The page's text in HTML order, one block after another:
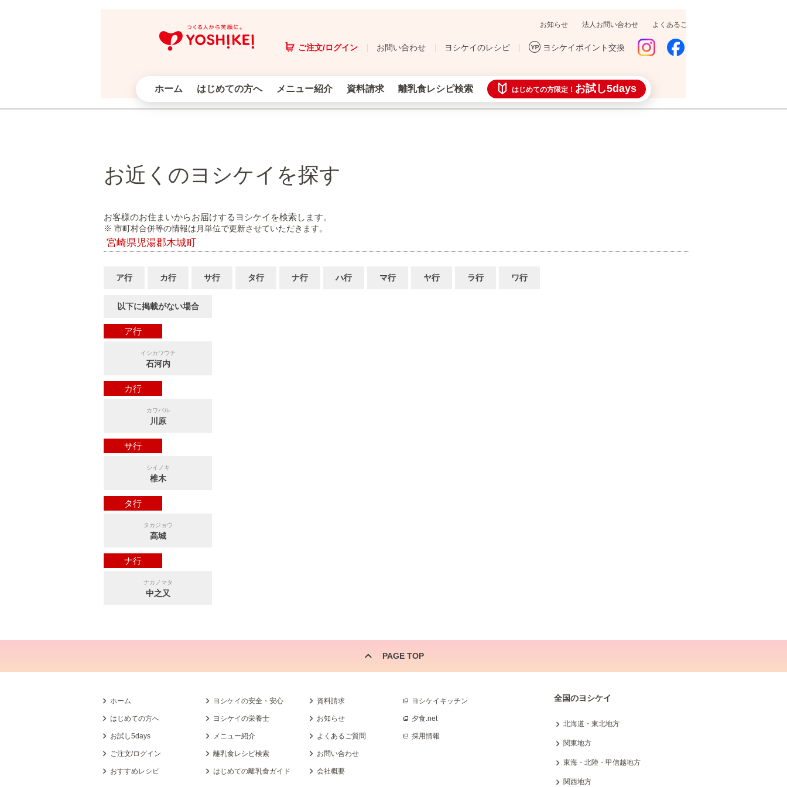
お知らせ 法人お問い合わせ よくあるご質問
ご注文/ログイン お問い合わせ ヨシケイのレシピ ヨシケイポイント交換
ホーム はじめての方へ メニュー紹介 資料請求 離乳食レシピ検索 はじめての方限定！ お試し5days
お近くのヨシケイを探す
お客様のお住まいからお届けするヨシケイを検索します。
※ 市町村合併等の情報は月単位で更新させていただきます。
宮崎県児湯郡木城町
ア行 カ行 サ行 タ行 ナ行 ハ行 マ行 ヤ行 ラ行 ワ行
以下に掲載がない場合
ア行
イシカワウチ
石河内
カ行
カワバル
川原
サ行
シイノキ
椎木
タ行
タカジョウ
高城
ナ行
ナカノマタ
中之又
PAGE TOP
ホーム
はじめての方へ
お試し5days
ご注文/ログイン
おすすめレシピ
ヨシケイの安全・安心
ヨシケイの栄養士
メニュー紹介
離乳食レシピ検索
はじめての離乳食ガイド
資料請求
お知らせ
よくあるご質問
お問い合わせ
会社概要
ヨシケイキッチン
夕食.net
採用情報
全国のヨシケイ
北海道・東北地方
関東地方
東海・北陸・甲信越地方
関西地方